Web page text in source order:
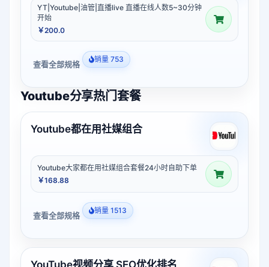
YT|Youtube|油管|直播live 直播在线人数5~30分钟
开始
￥200.0
查看全部规格 销量 753
Youtube分享热门套餐
Youtube都在用社媒组合
Youtube大家都在用社媒组合套餐24小时自助下单
￥168.88
查看全部规格 销量 1513
YouTube视频分享 SEO优化排名